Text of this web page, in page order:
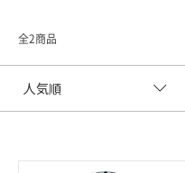
全2商品